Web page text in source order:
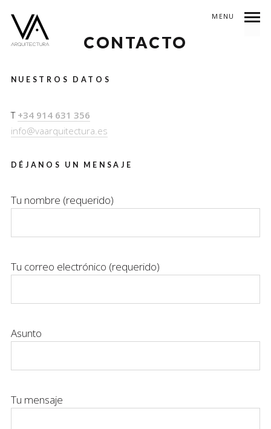
MENU
CONTACTO
NUESTROS DATOS
T +34 914 631 356
info@vaarquitectura.es
DÉJANOS UN MENSAJE
Tu nombre (requerido)
Tu correo electrónico (requerido)
Asunto
Tu mensaje